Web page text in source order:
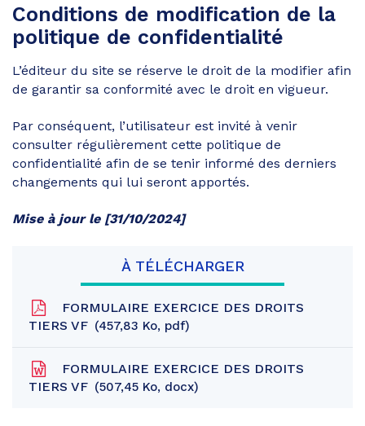
Conditions de modification de la
politique de confidentialité
L’éditeur du site se réserve le droit de la modifier afin
de garantir sa conformité avec le droit en vigueur.
Par conséquent, l’utilisateur est invité à venir
consulter régulièrement cette politique de
confidentialité afin de se tenir informé des derniers
changements qui lui seront apportés.
Mise à jour le [31/10/2024]
À TÉLÉCHARGER
FORMULAIRE EXERCICE DES DROITS
TIERS VF
457,83 Ko, pdf
FORMULAIRE EXERCICE DES DROITS
TIERS VF
507,45 Ko, docx